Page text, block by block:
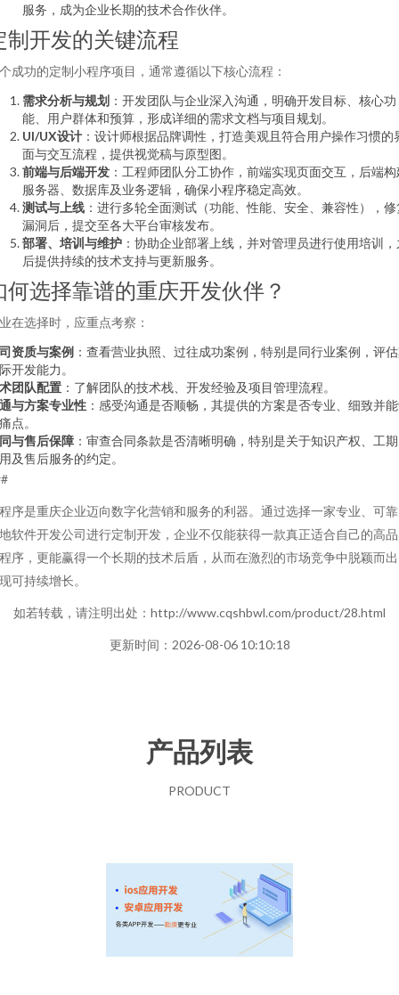
服务，成为企业长期的技术合作伙伴。
制开发的关键流程
成功的定制小程序项目，通常遵循以下核心流程：
需求分析与规划 ：开发团队与企业深入沟通，明确开发目标、核心功
能、用户群体和预算，形成详细的需求文档与项目规划。
UI/UX设计 ：设计师根据品牌调性，打造美观且符合用户操作习惯的
面与交互流程，提供视觉稿与原型图。
前端与后端开发 ：工程师团队分工协作，前端实现页面交互，后端构
服务器、数据库及业务逻辑，确保小程序稳定高效。
测试与上线 ：进行多轮全面测试（功能、性能、安全、兼容性），修
漏洞后，提交至各大平台审核发布。
部署、培训与维护 ：协助企业部署上线，并对管理员进行使用培训
后提供持续的技术支持与更新服务。
何选择靠谱的重庆开发伙伴？
在选择时，应重点考察：
资质与案例 ：查看营业执照、过往成功案例，特别是同行业案例，评
开发能力。
团队配置 ：了解团队的技术栈、开发经验及项目管理流程。
与方案专业性 ：感受沟通是否顺畅，其提供的方案是否专业、细致并
点。
与售后保障 ：审查合同条款是否清晰明确，特别是关于知识产权、工
及售后服务的约定。
序是重庆企业迈向数字化营销和服务的利器。通过选择一家专业、可
软件开发公司进行定制开发，企业不仅能获得一款真正适合自己的高
序，更能赢得一个长期的技术后盾，从而在激烈的市场竞争中脱颖而
可持续增长。
如若转载，请注明出处：http://www.cqshbwl.com/product/28.html
更新时间：2026-08-06 10:10:18
产品列表
PRODUCT